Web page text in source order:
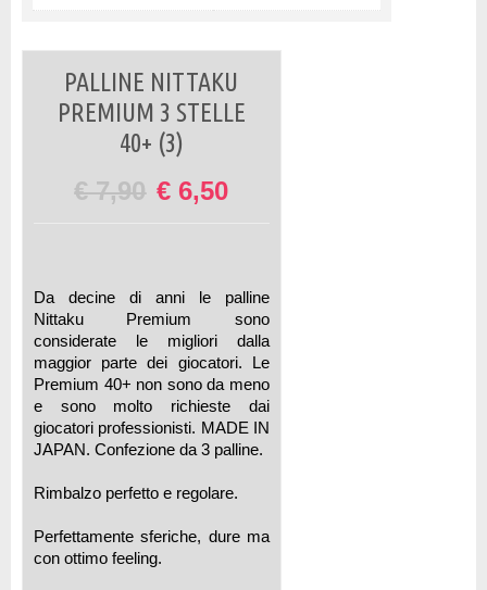
PALLINE NITTAKU
PREMIUM 3 STELLE
40+ (3)
€7,90 € 6,50
Da decine di anni le palline
Nittaku Premium sono
considerate le migliori dalla
maggior parte dei giocatori. Le
Premium 40+ non sono da meno
e sono molto richieste dai
giocatori professionisti. MADE IN
JAPAN. Confezione da 3 palline.
Rimbalzo perfetto e regolare.
Perfettamente sferiche, dure ma
con ottimo feeling.